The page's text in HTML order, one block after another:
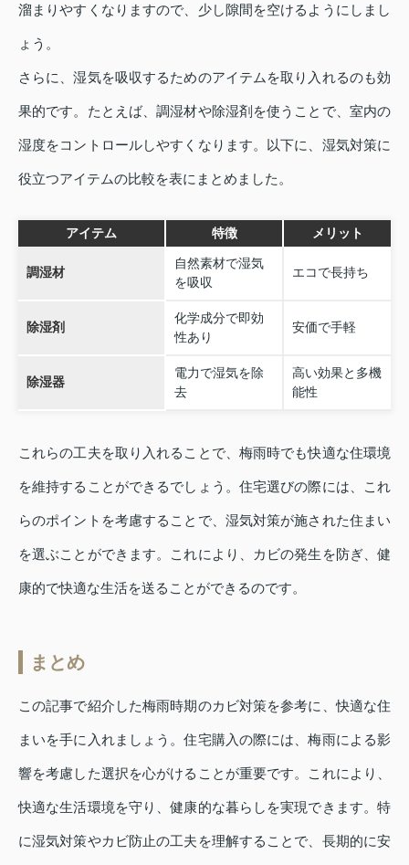
溜まりやすくなりますので、少し隙間を空けるようにしまし
ょう。
さらに、湿気を吸収するためのアイテムを取り入れるのも効
果的です。たとえば、調湿材や除湿剤を使うことで、室内の
湿度をコントロールしやすくなります。以下に、湿気対策に
役立つアイテムの比較を表にまとめました。
アイテム 特徴 メリット
調湿材
自然素材で湿気
を吸収
エコで長持ち
除湿剤
化学成分で即効
性あり
安価で手軽
除湿器
電力で湿気を除
去
高い効果と多機
能性
これらの工夫を取り入れることで、梅雨時でも快適な住環境
を維持することができるでしょう。住宅選びの際には、これ
らのポイントを考慮することで、湿気対策が施された住まい
を選ぶことができます。これにより、カビの発生を防ぎ、健
康的で快適な生活を送ることができるのです。
まとめ
この記事で紹介した梅雨時期のカビ対策を参考に、快適な住
まいを手に入れましょう。住宅購入の際には、梅雨による影
響を考慮した選択を心がけることが重要です。これにより、
快適な生活環境を守り、健康的な暮らしを実現できます。特
に湿気対策やカビ防止の工夫を理解することで、長期的に安